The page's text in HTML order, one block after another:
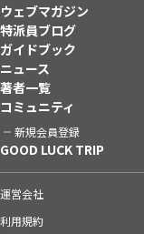
ウェブマガジン
特派員ブログ
ガイドブック
ニュース
著者一覧
コミュニティ
新規会員登録
GOOD LUCK TRIP
運営会社
利用規約